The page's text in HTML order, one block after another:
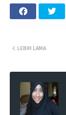
LEBIH LAMA